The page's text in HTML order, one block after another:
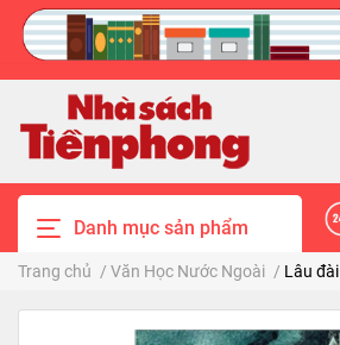
Danh mục sản phẩm
Trang chủ / Văn Học Nước Ngoài / Lâu